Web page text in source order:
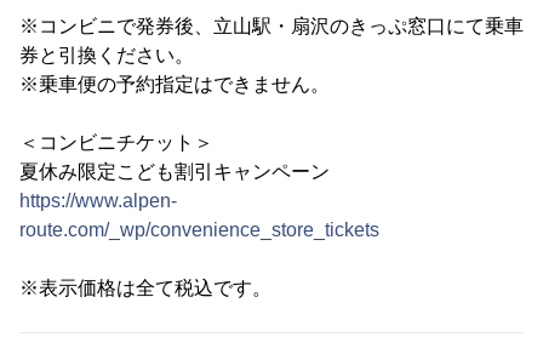
※コンビニで発券後、立山駅・扇沢のきっぷ窓口にて乗車
券と引換ください。
※乗車便の予約指定はできません。
＜コンビニチケット＞
夏休み限定こども割引キャンペーン
https://www.alpen-
route.com/_wp/convenience_store_tickets
※表示価格は全て税込です。